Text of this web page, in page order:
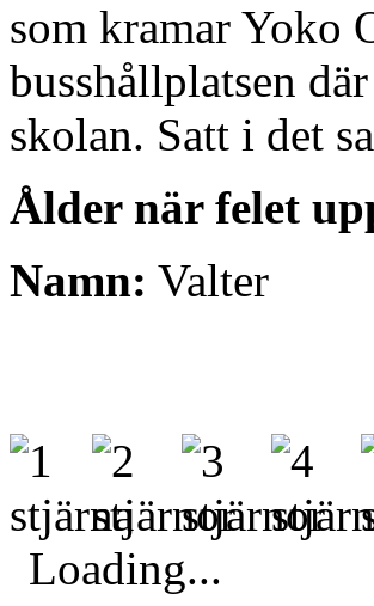
som kramar Yoko
busshållplatsen
skolan. Satt i det
Ålder när felet
Namn: Valter
Loading...